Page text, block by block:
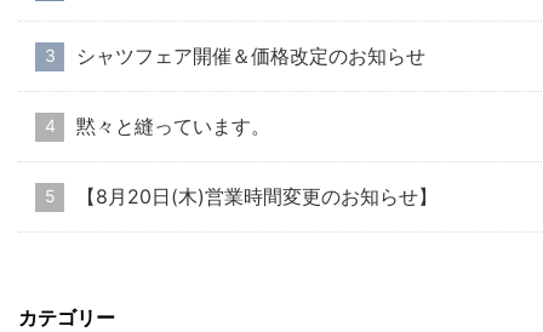
シャツフェア開催＆価格改定のお知らせ
黙々と縫っています。
【8月20日(木)営業時間変更のお知らせ】
カテゴリー